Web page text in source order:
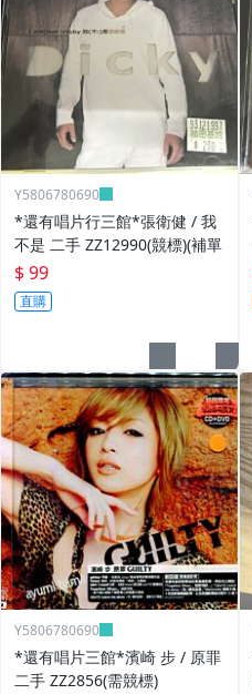
Y5806780690
*還有唱片行三館*張衛健 / 我
不是 二手 ZZ12990(競標)(補單
$ 99
直購
Y5806780690
*還有唱片三館*濱崎 步 / 原罪
二手 ZZ2856(需競標)